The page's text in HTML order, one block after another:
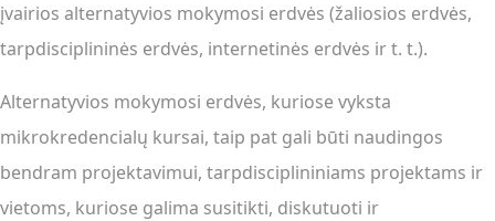
įvairios alternatyvios mokymosi erdvės (žaliosios erdvės,
tarpdisciplininės erdvės, internetinės erdvės ir t. t.).
Alternatyvios mokymosi erdvės, kuriose vyksta
mikrokredencialų kursai, taip pat gali būti naudingos
bendram projektavimui, tarpdisciplininiams projektams ir
vietoms, kuriose galima susitikti, diskutuoti ir